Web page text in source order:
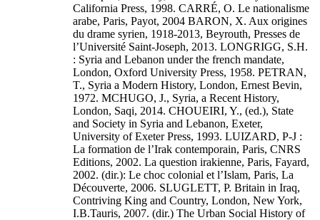
California Press, 1998. CARRÉ, O. Le nationalisme
arabe, Paris, Payot, 2004 BARON, X. Aux origines
du drame syrien, 1918-2013, Beyrouth, Presses de
l’Université Saint-Joseph, 2013. LONGRIGG, S.H.
: Syria and Lebanon under the french mandate,
London, Oxford University Press, 1958. PETRAN,
T., Syria a Modern History, London, Ernest Bevin,
1972. MCHUGO, J., Syria, a Recent History,
London, Saqi, 2014. CHOUEIRI, Y., (ed.), State
and Society in Syria and Lebanon, Exeter,
University of Exeter Press, 1993. LUIZARD, P-J :
La formation de l’Irak contemporain, Paris, CNRS
Editions, 2002. La question irakienne, Paris, Fayard,
2002. (dir.): Le choc colonial et l’Islam, Paris, La
Découverte, 2006. SLUGLETT, P. Britain in Iraq,
Contriving King and Country, London, New York,
I.B.Tauris, 2007. (dir.) The Urban Social History of